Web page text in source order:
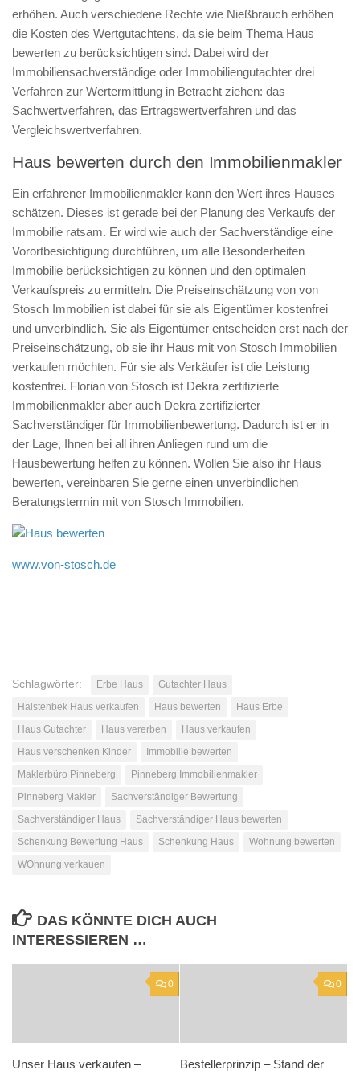
erhöhen. Auch verschiedene Rechte wie Nießbrauch erhöhen
die Kosten des Wertgutachtens, da sie beim Thema Haus
bewerten zu berücksichtigen sind. Dabei wird der
Immobiliensachverständige oder Immobiliengutachter drei
Verfahren zur Wertermittlung in Betracht ziehen: das
Sachwertverfahren, das Ertragswertverfahren und das
Vergleichswertverfahren.
Haus bewerten durch den Immobilienmakler
Ein erfahrener Immobilienmakler kann den Wert ihres Hauses
schätzen. Dieses ist gerade bei der Planung des Verkaufs der
Immobilie ratsam. Er wird wie auch der Sachverständige eine
Vorortbesichtigung durchführen, um alle Besonderheiten
Immobilie berücksichtigen zu können und den optimalen
Verkaufspreis zu ermitteln. Die Preiseinschätzung von von
Stosch Immobilien ist dabei für sie als Eigentümer kostenfrei
und unverbindlich. Sie als Eigentümer entscheiden erst nach der
Preiseinschätzung, ob sie ihr Haus mit von Stosch Immobilien
verkaufen möchten. Für sie als Verkäufer ist die Leistung
kostenfrei. Florian von Stosch ist Dekra zertifizierte
Immobilienmakler aber auch Dekra zertifizierter
Sachverständiger für Immobilienbewertung. Dadurch ist er in
der Lage, Ihnen bei all ihren Anliegen rund um die
Hausbewertung helfen zu können. Wollen Sie also ihr Haus
bewerten, vereinbaren Sie gerne einen unverbindlichen
Beratungstermin mit von Stosch Immobilien.
www.von-stosch.de
Schlagwörter: Erbe Haus
Gutachter Haus
Halstenbek Haus verkaufen
Haus bewerten
Haus Erbe
Haus Gutachter
Haus vererben
Haus verkaufen
Haus verschenken Kinder
Immobilie bewerten
Maklerbüro Pinneberg
Pinneberg Immobilienmakler
Pinneberg Makler
Sachverständiger Bewertung
Sachverständiger Haus
Sachverständiger Haus bewerten
Schenkung Bewertung Haus
Schenkung Haus
Wohnung bewerten
WOhnung verkauen
DAS KÖNNTE DICH AUCH
INTERESSIEREN …
0
Unser Haus verkaufen –
0
Bestellerprinzip – Stand der